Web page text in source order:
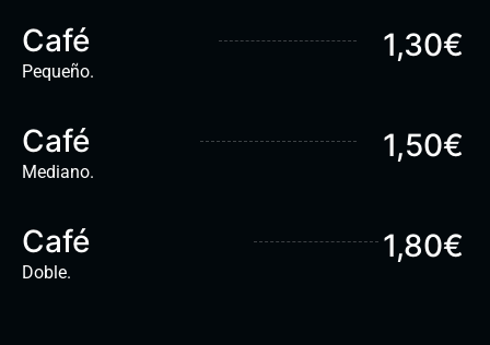
Café
Pequeño.
1,30€
Café
Mediano.
1,50€
Café
Doble.
1,80€